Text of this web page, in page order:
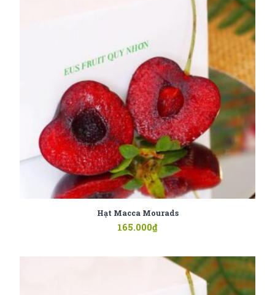
Hạt Macca Mourads
165.000₫